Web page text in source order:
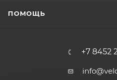
ПОМОЩЬ
+7 8452